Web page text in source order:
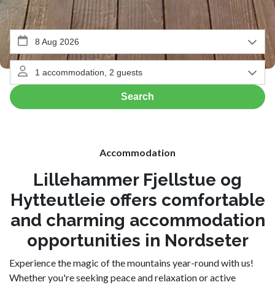
Accommodation
Lillehammer Fjellstue og
Hytteutleie offers comfortable
and charming accommodation
opportunities in Nordseter
Experience the magic of the mountains year-round with us!
Whether you're seeking peace and relaxation or active